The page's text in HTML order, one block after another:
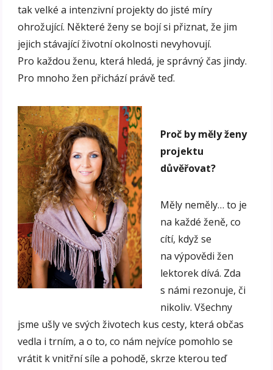
tak velké a intenzivní projekty do jisté míry
ohrožující. Některé ženy se bojí si přiznat, že jim
jejich stávající životní okolnosti nevyhovují.
Pro každou ženu, která hledá, je správný čas jindy.
Pro mnoho žen přichází právě teď.
Proč by měly ženy
projektu
důvěřovat?
Měly neměly… to je
na každé ženě, co
cítí, když se
na výpovědi žen
lektorek dívá. Zda
s námi rezonuje, či
nikoliv. Všechny
jsme ušly ve svých životech kus cesty, která občas
vedla i trním, a o to, co nám nejvíce pomohlo se
vrátit k vnitřní síle a pohodě, skrze kterou teď